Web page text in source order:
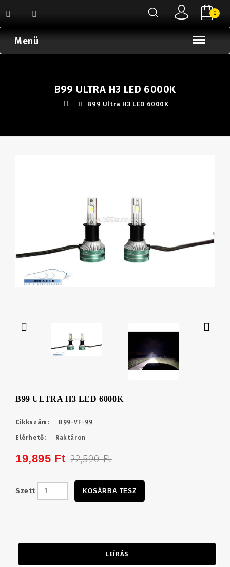
0
Menü
B99 ULTRA H3 LED 6000K
B99 Ultra H3 LED 6000K
B99 ULTRA H3 LED 6000K
Cikkszám: B99-VF-99
Elérhető: Raktáron
19,895 Ft 22,590 Ft
Szett KOSÁRBA TESZ
LEÍRÁS